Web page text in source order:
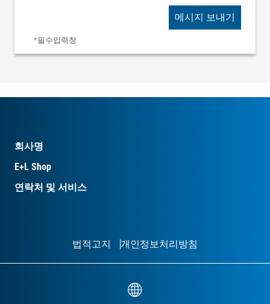
*필수입력창
메시지 보내기
회사명
E+L Shop
연락처 및 서비스
법적고지 개인정보처리방침